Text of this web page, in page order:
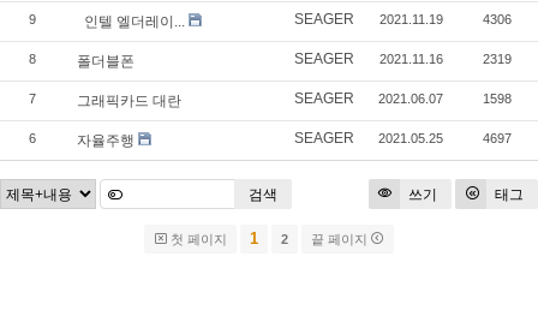
9 인텔 엘더레이... SEAGER 2021.11.19 4306
8 폴더블폰 SEAGER 2021.11.16 2319
7 그래픽카드 대란 SEAGER 2021.06.07 1598
6 자율주행 SEAGER 2021.05.25 4697
쓰기 태그
검색
첫 페이지 1 2 끝 페이지